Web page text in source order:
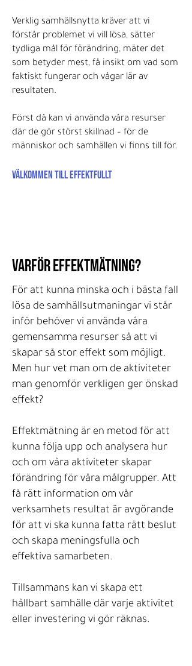
Verklig samhällsnytta kräver att vi
förstår problemet vi vill lösa, sätter
tydliga mål för förändring, mäter det
som betyder mest, få insikt om vad som
faktiskt fungerar och vågar lär av
resultaten.
Först då kan vi använda våra resurser
där de gör störst skillnad – för de
människor och samhällen vi finns till för.
Välkommen till Effektfullt
VARFÖR EFFEKTMÄTNING?
För att kunna minska och i bästa fall
lösa de samhällsutmaningar vi står
inför behöver vi använda våra
gemensamma resurser så att vi
skapar så stor effekt som möjligt.
Men hur vet man om de aktiviteter
man genomför verkligen ger önskad
effekt?
Effektmätning är en metod för att
kunna följa upp och analysera hur
och om våra aktiviteter skapar
förändring för våra målgrupper. Att
få rätt information om vår
verksamhets resultat är avgörande
för att vi ska kunna fatta rätt beslut
och skapa meningsfulla och
effektiva samarbeten.
Tillsammans kan vi skapa ett
hållbart samhälle där varje aktivitet
eller investering vi gör räknas.